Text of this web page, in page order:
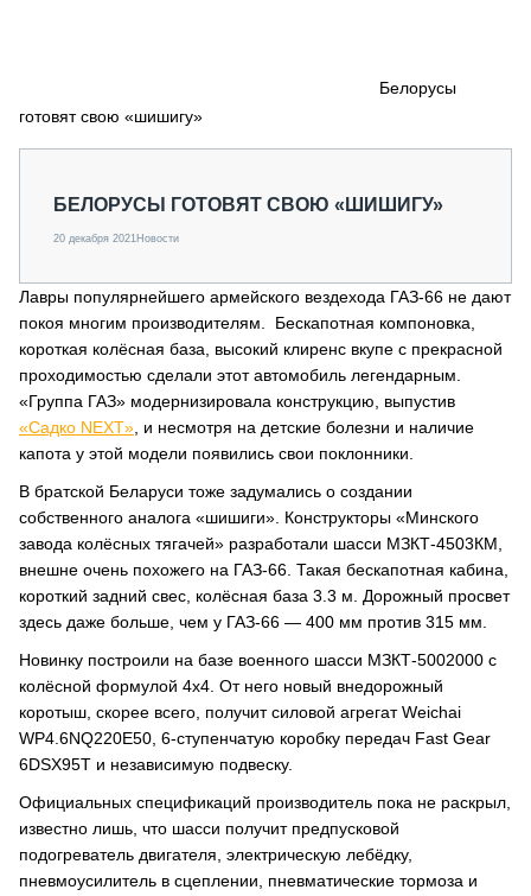
СПЕЦПРОЕКТЫ
О ПРОЕКТЕ
Белорусы
готовят свою «шишигу»
БЕЛОРУСЫ ГОТОВЯТ СВОЮ «ШИШИГУ»
20 декабря 2021Новости
Лавры популярнейшего армейского вездехода ГАЗ-66 не дают
покоя многим производителям. Бескапотная компоновка,
короткая колёсная база, высокий клиренс вкупе с прекрасной
проходимостью сделали этот автомобиль легендарным.
«Группа ГАЗ» модернизировала конструкцию, выпустив
«Садко NEXT» , и несмотря на детские болезни и наличие
капота у этой модели появились свои поклонники.
В братской Беларуси тоже задумались о создании
собственного аналога «шишиги». Конструкторы «Минского
завода колёсных тягачей» разработали шасси МЗКТ-4503КМ,
внешне очень похожего на ГАЗ-66. Такая бескапотная кабина,
короткий задний свес, колёсная база 3.3 м. Дорожный просвет
здесь даже больше, чем у ГАЗ-66 — 400 мм против 315 мм.
Новинку построили на базе военного шасси МЗКТ-5002000 с
колёсной формулой 4х4. От него новый внедорожный
коротыш, скорее всего, получит силовой агрегат Weichai
WP4.6NQ220E50, 6-ступенчатую коробку передач Fast Gear
6DSX95T и независимую подвеску.
Официальных спецификаций производитель пока не раскрыл,
известно лишь, что шасси получит предпусковой
подогреватель двигателя, электрическую лебёдку,
пневмоусилитель в сцеплении, пневматические тормоза и